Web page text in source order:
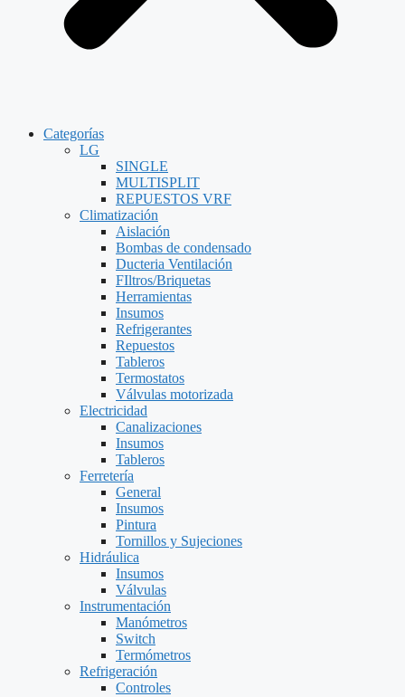
Categorías
LG
SINGLE
MULTISPLIT
REPUESTOS VRF
Climatización
Aislación
Bombas de condensado
Ducteria Ventilación
FIltros/Briquetas
Herramientas
Insumos
Refrigerantes
Repuestos
Tableros
Termostatos
Válvulas motorizada
Electricidad
Canalizaciones
Insumos
Tableros
Ferretería
General
Insumos
Pintura
Tornillos y Sujeciones
Hidráulica
Insumos
Válvulas
Instrumentación
Manómetros
Switch
Termómetros
Refrigeración
Controles